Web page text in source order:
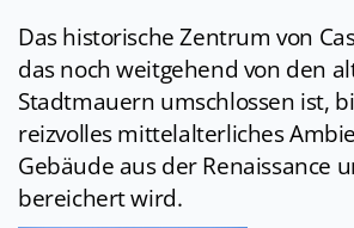
Das historische Zentrum von
das noch weitgehend von den
Stadtmauern umschlossen ist,
reizvolles mittelalterliches
Gebäude aus der Renaissance
bereichert wird.